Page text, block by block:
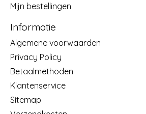
Mijn bestellingen
Informatie
Algemene voorwaarden
Privacy Policy
Betaalmethoden
Klantenservice
Sitemap